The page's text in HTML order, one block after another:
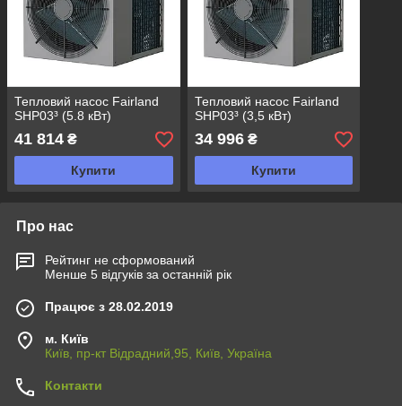
Тепловий насос Fairland
SHP03³ (5.8 кВт)
41 814 ₴
Купити
Тепловий насос Fairland
SHP03³ (3,5 кВт)
34 996₴
Купити
Про нас
Рейтинг не сформований
Менше 5 відгуків за останній рік
Працює з 28.02.2019
м. Київ
Київ, пр-кт Відрадний,95, Київ, Україна
Контакти